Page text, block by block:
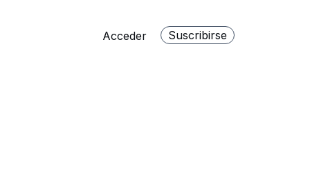
Acceder Suscribirse